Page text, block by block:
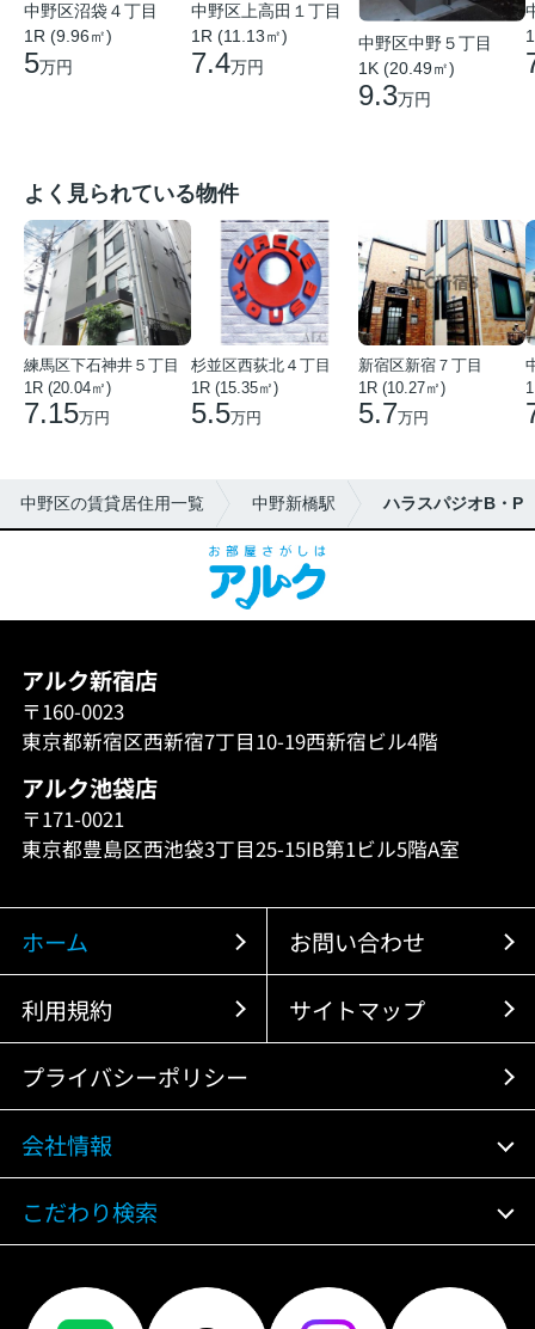
中野区沼袋４丁目
1R (9.96㎡)
5万円
中野区上高田１丁目
1R (11.13㎡)
7.4万円
中野区中野５丁目
1K (20.49㎡)
9.3万円
よく見られている物件
練馬区下石神井５丁目
1R (20.04㎡)
7.15万円
杉並区西荻北４丁目
1R (15.35㎡)
5.5万円
新宿区新宿７丁目
1R (10.27㎡)
5.7万円
中野区の賃貸居住用一覧 中野新橋駅 ハラスパジオB・P
アルク新宿店
〒160-0023
東京都新宿区西新宿7丁目10-19西新宿ビル4階
アルク池袋店
〒171-0021
東京都豊島区西池袋3丁目25-15IB第1ビル5階A室
ホーム お問い合わせ
利用規約 サイトマップ
プライバシーポリシー
会社情報
こだわり検索